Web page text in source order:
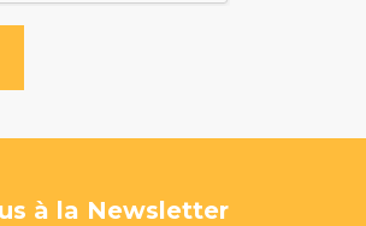
à la Newsletter